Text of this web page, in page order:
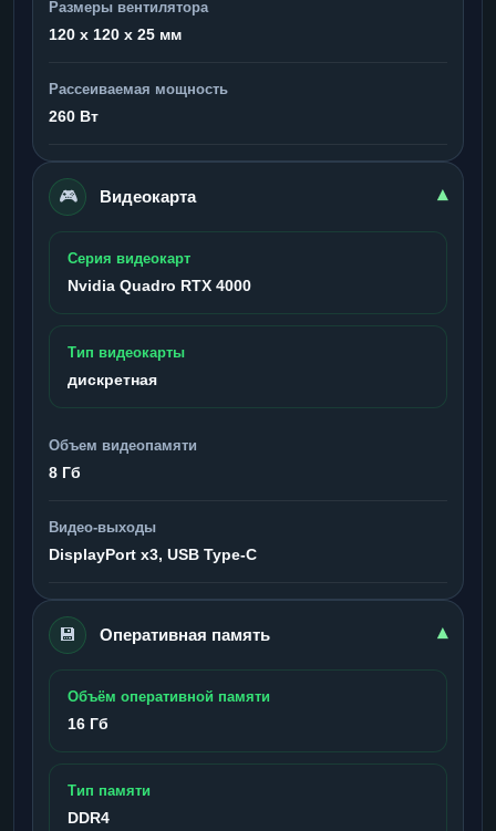
Размеры вентилятора
120 x 120 x 25 мм
Рассеиваемая мощность
260 Вт
🎮 Видеокарта ▾
Серия видеокарт
Nvidia Quadro RTX 4000
Тип видеокарты
дискретная
Объем видеопамяти
8 Гб
Видео-выходы
DisplayPort x3, USB Type-C
💾 Оперативная память ▾
Объём оперативной памяти
16 Гб
Тип памяти
DDR4